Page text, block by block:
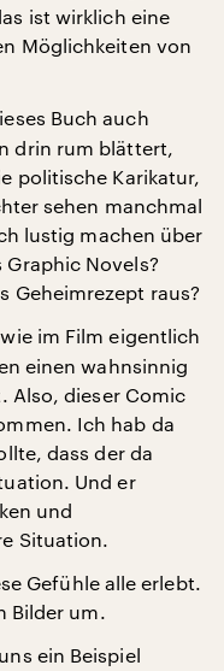
ist wirklich eine
Möglichkeiten von
Buch auch
drin rum blättert,
politische Karikatur,
sehen manchmal
lustig machen über
Novels?
Geheimrezept raus?
im Film eigentlich
einen wahnsinnig
Also, dieser Comic
Ich hab da
dass der da
Und er
und
Situation.
Gefühle alle erlebt.
Bilder um.
ein Beispiel